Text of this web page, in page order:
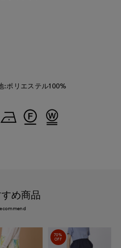
:ポリエステル100%
め商品
70%
OFF